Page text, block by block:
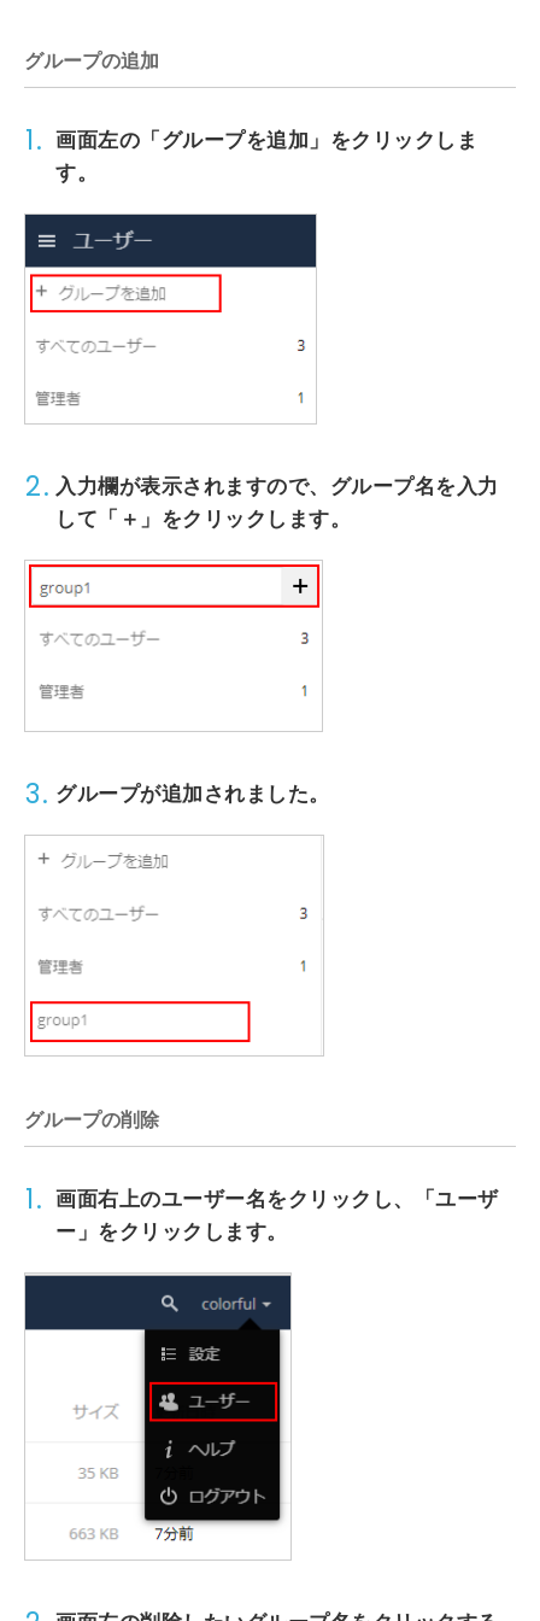
グループの追加
1. 画面左の 「グループを追加」 をクリックしま
す。
2. 入力欄が表示されますので、 グループ名を入力
して 「＋」 をクリックします。
3. グループが追加されました。
グループの削除
1. 画面右上のユーザー名をクリックし、
「ユーザ
ー」 をクリックします。